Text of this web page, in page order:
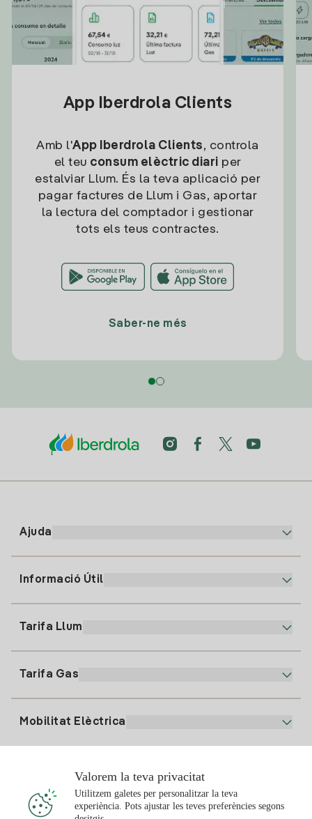
App Iberdrola Clients
Amb l'App Iberdrola Clients, controla
el teu consum elèctric diari per
estalviar Llum. És la teva aplicació per
pagar factures de Llum i Gas, aportar
la lectura del comptador i gestionar
tots els teus contractes.
Saber-ne més
Ajuda
91 919 52 73
clientes@tuiberdrola.es
Informació Útil
Alta Gas
Tarifa Llum
Tarifa Gas
Mobilitat Elèctrica
Punts de Recàrrega
Valorem la teva privacitat
Utilitzem galetes per personalitzar la teva
experiència. Pots ajustar les teves preferències segons